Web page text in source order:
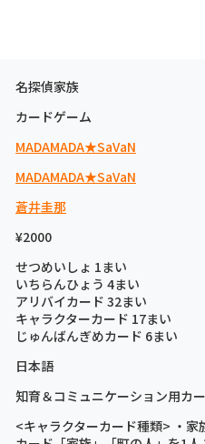
名探偵家族
カードゲーム
MADAMADA★SaVaN
MADAMADA★SaVaN
蒼井圭那
¥2000
せつめいしょ 1まい
いちらんひょう 4まい
アリバイカード 32まい
キャラクターカード 17まい
じゅんばんぎめカード 6まい
日本語
知育＆コミュニケーション用カ
<キャラクターカード種類> ・